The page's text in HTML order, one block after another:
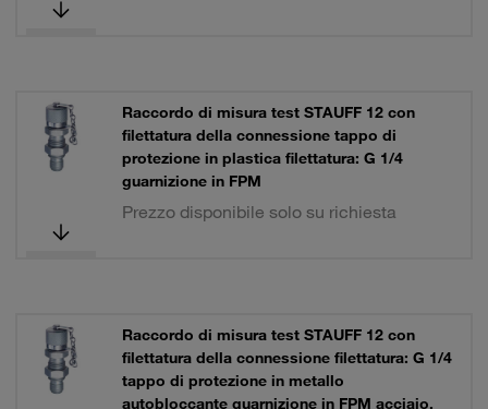
Raccordo di misura test STAUFF 12 con
filettatura della connessione tappo di
protezione in plastica filettatura: G 1/4
guarnizione in FPM
Prezzo disponibile solo su richiesta
Raccordo di misura test STAUFF 12 con
filettatura della connessione filettatura: G 1/4
tappo di protezione in metallo
autobloccante guarnizione in FPM acciaio,